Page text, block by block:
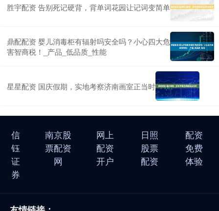
胜宇配资 告别死记硬背，背单词花园让记词变简单
鼎配配资 婴儿消毒柜有辐射吗安全吗？小心四大危
害智商税！_产品_低品质_性能
星星配资 国庆假期，实地考察济南画室正当时
信
钰
证
券
南京股
票配资
网
网上
配资
开户
日照
股票
配资
配资
免费
体验